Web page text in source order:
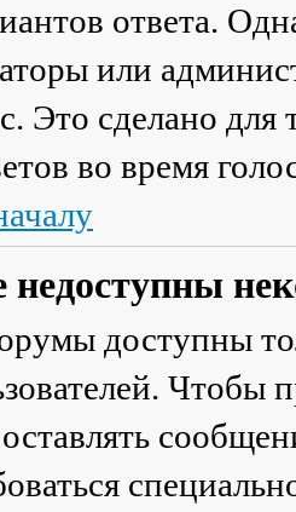
ответа.
или
Это сделано для
во время
недоступны
доступны
Чтобы